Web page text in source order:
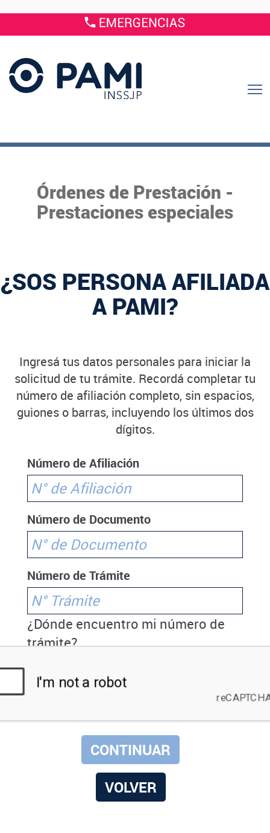
Órdenes de Prestación -
Prestaciones especiales
¿SOS PERSONA AFILIADA
A PAMI?
Ingresá tus datos personales para iniciar la
solicitud de tu trámite. Recordá completar tu
número de afiliación completo, sin espacios,
guiones o barras, incluyendo los últimos dos
dígitos.
Número de Afiliación
Número de Documento
Número de Trámite
¿Dónde encuentro mi número de
trámite?
VOLVER